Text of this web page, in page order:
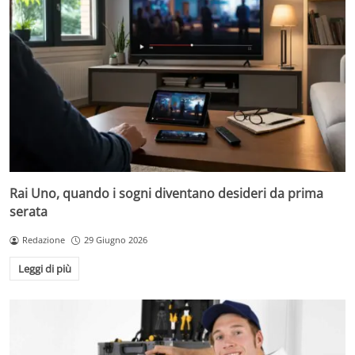
Rai Uno, quando i sogni diventano desideri da prima
serata
Redazione 29 Giugno 2026
Leggi di più